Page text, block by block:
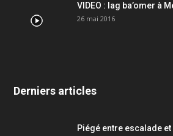
VIDEO : lag ba’omer à
26 mai 2016
Derniers articles
Piégé entre escalade